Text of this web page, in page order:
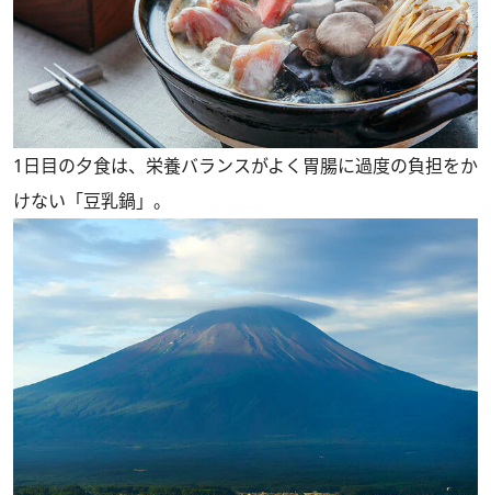
1日目の夕食は、栄養バランスがよく胃腸に過度の負担をか
けない「豆乳鍋」。